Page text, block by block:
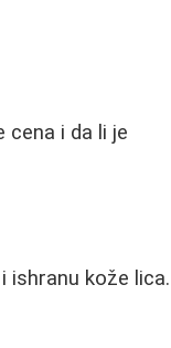
cena i da li je
ishranu kože lica.